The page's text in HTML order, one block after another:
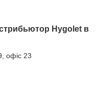
Hygolet в
офіс 23